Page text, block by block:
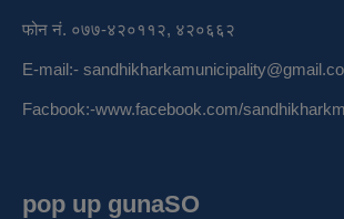
फोन नं. ०७७-४२०११२, ४२०६६२
E-mail:-
Facbook:-www.facebook.com/
pop up gunaSO